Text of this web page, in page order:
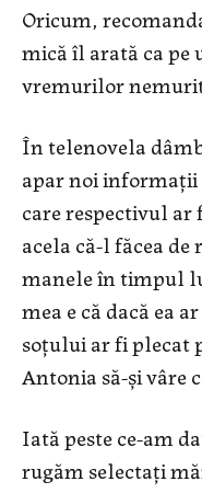
Oricum,
mică îl arată ca pe
vremurilor
În telenovela
apar noi
care respectivul ar
acela că-l făcea
manele în timpul
mea e că dacă ea
soţului ar fi plecat
Antonia să-şi vâre
Iată peste ce-am
rugăm selectaţi